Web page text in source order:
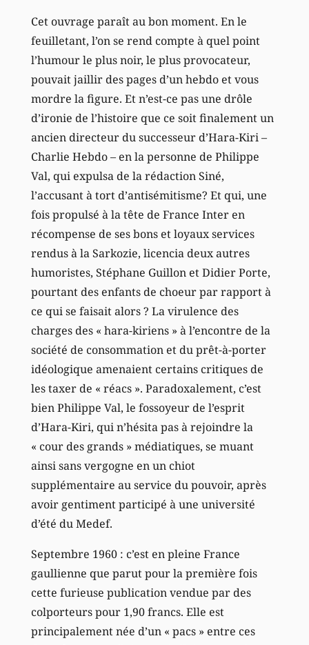
Cet ouvrage paraît au bon moment. En le
feuilletant, l’on se rend compte à quel point
l’humour le plus noir, le plus provocateur,
pouvait jaillir des pages d’un hebdo et vous
mordre la figure. Et n’est-ce pas une drôle
d’ironie de l’histoire que ce soit finalement un
ancien directeur du successeur d’Hara-Kiri –
Charlie Hebdo – en la personne de Philippe
Val, qui expulsa de la rédaction Siné,
l’accusant à tort d’antisémitisme? Et qui, une
fois propulsé à la tête de France Inter en
récompense de ses bons et loyaux services
rendus à la Sarkozie, licencia deux autres
humoristes, Stéphane Guillon et Didier Porte,
pourtant des enfants de choeur par rapport à
ce qui se faisait alors ? La virulence des
charges des « hara-kiriens » à l’encontre de la
société de consommation et du prêt-à-porter
idéologique amenaient certains critiques de
les taxer de « réacs ». Paradoxalement, c’est
bien Philippe Val, le fossoyeur de l’esprit
d’Hara-Kiri, qui n’hésita pas à rejoindre la
« cour des grands » médiatiques, se muant
ainsi sans vergogne en un chiot
supplémentaire au service du pouvoir, après
avoir gentiment participé à une université
d’été du Medef.
Septembre 1960 : c’est en pleine France
gaullienne que parut pour la première fois
cette furieuse publication vendue par des
colporteurs pour 1,90 francs. Elle est
principalement née d’un « pacs » entre ces